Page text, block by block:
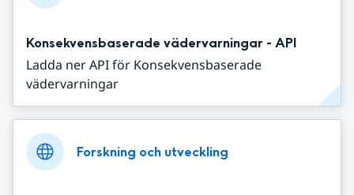
Konsekvensbaserade vädervarningar - API
Ladda ner API för Konsekvensbaserade
vädervarningar
Forskning och utveckling